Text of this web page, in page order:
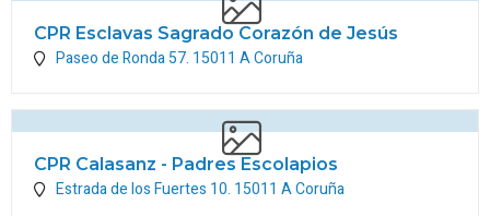
CPR Esclavas Sagrado Corazón de Jesús
Paseo de Ronda 57. 15011 A Coruña
CPR Calasanz - Padres Escolapios
Estrada de los Fuertes 10. 15011 A Coruña